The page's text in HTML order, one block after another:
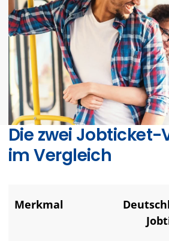
Die zwei
im Vergleich
Merkmal